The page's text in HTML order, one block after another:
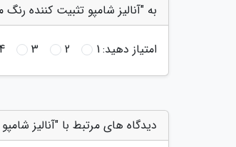
به "آنالیز شامپو تثبیت کننده رنگ مو موزیلا؛
امتیاز دهید:1
2
3
4
دیدگاه های مرتبط با "آنالیز شامپو